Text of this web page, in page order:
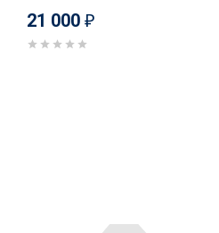
21 000 ₽